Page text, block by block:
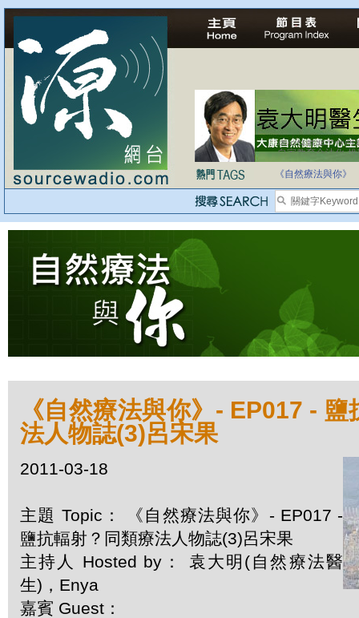
法治社會並不等同
自家教育合法化-
《自然療法與你》
《自然療法與你》- EP017 -
法人物誌(3)呂宋果
2011-03-18
主題 Topic： 《自然療法與你》- EP017 -
鹽抗輻射？同類療法人物誌(3)呂宋果
主持人 Hosted by： 袁大明(自然療法醫
生)，Enya
嘉賓 Guest：